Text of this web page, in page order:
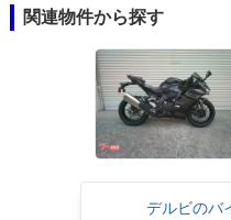
関連物件から探す
デルビのバ